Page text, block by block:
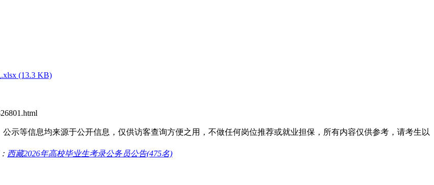
(13.3 KB)
示等信息均来源于公开信息，仅供访客查询方便之用，不做任何岗位推荐或就业担保，所有内容仅供参考，请考生以
西藏2026年高校毕业生考录公务员公告(475名)